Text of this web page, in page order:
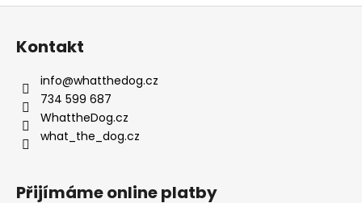
Z
Kontakt
info@whatthedog.cz
734 599 687
WhattheDog.cz
what_the_dog.cz
Přijímáme online platby